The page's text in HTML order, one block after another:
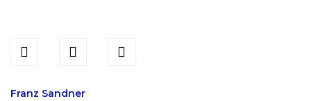
Franz Sandner